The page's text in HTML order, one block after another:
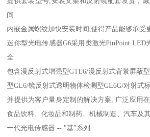
间
内嵌金属螺纹加快安装时间,使得产品能够承受
迷你型光电传感器G6采用类激光PinPoint LED
全
包含漫反射式增强型GTE6/漫反射式背景屏蔽
型GL6/镜反射式透明物体检测型GL6G/对射式
并提供为客户量身定制的解决方案, 广泛应用在
食品饮料、化妆品和制药、机械制造、汽车及
一代光电传感器 -- "基"系列